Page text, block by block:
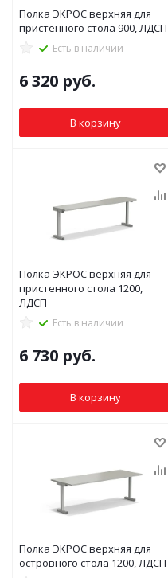
Полка ЭКРОС верхняя для
пристенного стола 900, ЛДСП
Есть в наличии
6 320 руб.
В корзину
Полка ЭКРОС верхняя для
пристенного стола 1200,
ЛДСП
Есть в наличии
6 730 руб.
В корзину
Полка ЭКРОС верхняя для
островного стола 1200, ЛДСП